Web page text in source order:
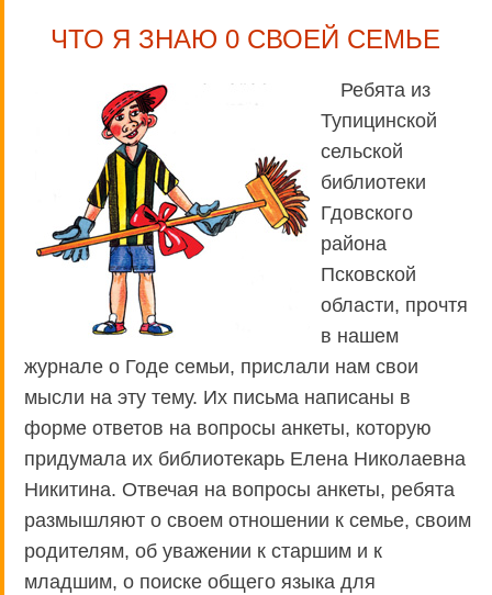
ЧТО Я ЗНАЮ 0 СВОЕЙ СЕМЬЕ
Ребята из
Тупицинской
сельской
библиотеки
Гдовского
района
Псковской
области, прочтя
в нашем
журнале о Годе семьи, прислали нам свои
мысли на эту тему. Их письма написаны в
форме ответов на вопросы анкеты, которую
придумала их библиотекарь Елена Николаевна
Никитина. Отвечая на вопросы анкеты, ребята
размышляют о своем отношении к семье, своим
родителям, об уважении к старшим и к
младшим, о поиске общего языка для